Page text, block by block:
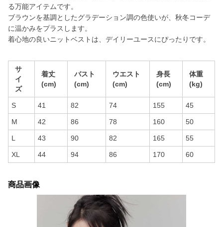
る万能アイテムです。
ブラウンを基調としたグラデーション調の色使いが、秋冬コーデ
に温かみをプラスします。
着心地の良いニットベストは、デイリーユースにぴったりです。
サ
イ
ズ
着丈
(cm)
バスト
(cm)
ウエスト
(cm)
身長
(cm)
体重
(kg)
S 41 82 74 155 45
M 42 86 78 160 50
L 43 90 82 165 55
XL 44 94 86 170 60
商品画像